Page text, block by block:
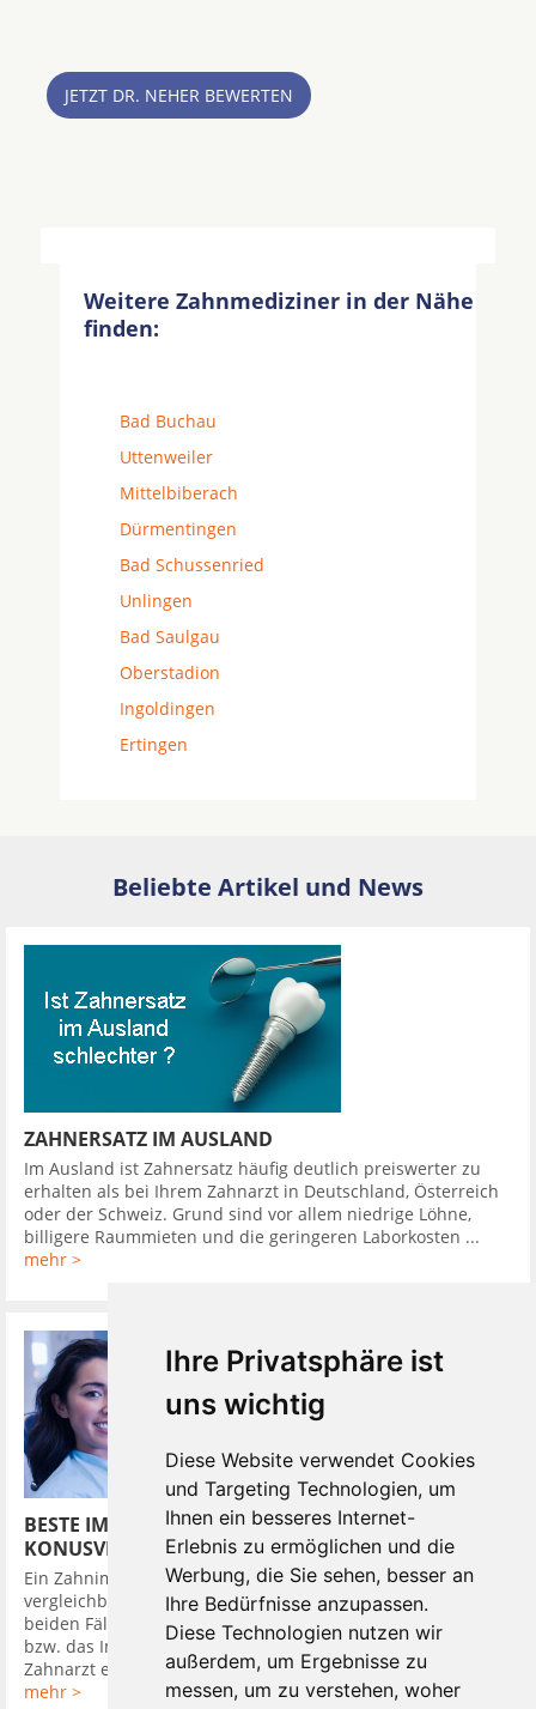
Ihre Privatsphäre ist
uns wichtig
Diese Website verwendet Cookies
und Targeting Technologien, um
Ihnen ein besseres Internet-
Erlebnis zu ermöglichen und die
Werbung, die Sie sehen, besser an
Ihre Bedürfnisse anzupassen.
Diese Technologien nutzen wir
außerdem, um Ergebnisse zu
messen, um zu verstehen, woher
JETZT DR. NEHER BEWERTEN
Weitere Zahnmediziner in der Nähe
finden:
Bad Buchau
Uttenweiler
Mittelbiberach
Dürmentingen
Bad Schussenried
Unlingen
Bad Saulgau
Oberstadion
Ingoldingen
Ertingen
Beliebte Artikel und News
ZAHNERSATZ IM AUSLAND
Im Ausland ist Zahnersatz häufig deutlich preiswerter zu
erhalten als bei Ihrem Zahnarzt in Deutschland, Österreich
oder der Schweiz. Grund sind vor allem niedrige Löhne,
billigere Raummieten und die geringeren Laborkosten ...
mehr >
BESTE IMPLANTATSYSTEME HABEN
KONUSVERBINDUNG
Ein Zahnimplantat in den Kieferknochen zu setzen, ist
vergleichbar mit dem Eindrehen eines Dübels in die Wand. In
beiden Fällen wird zuerst ein Loch gebohrt, in das der Dübel,
bzw. das Implantat bündig eingebracht wird. Darauf setzt der
Zahnarzt ein Provisorium, um ...
mehr >